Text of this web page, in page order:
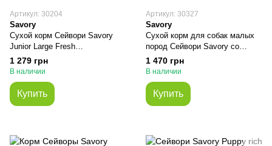
Артикул: 30204
Savory
Сухой корм Сейвори Savory
Junior Large Fresh
Turkey&Chicken с индейкой и
курицей для щенков больших
1 279 грн
В наличии
Купить
Артикул: 30327
Savory
Сухой корм для собак малых
пород Сейвори Savory со
свежим мясом ягненка, 3 кг
1 470 грн
В наличии
Купить